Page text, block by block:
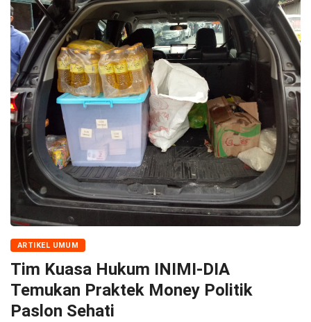
ARTIKEL UMUM
Tim Kuasa Hukum INIMI-DIA
Temukan Praktek Money Politik
Paslon Sehati